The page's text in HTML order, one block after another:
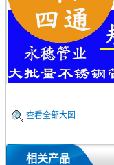
查看全部大图
相关产品